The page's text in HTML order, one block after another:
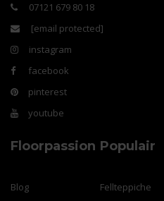
07121 679 80 18
[email protected]
instagram
facebook
pinterest
youtube
Floorpassion
Blog
Populair
Fellteppiche